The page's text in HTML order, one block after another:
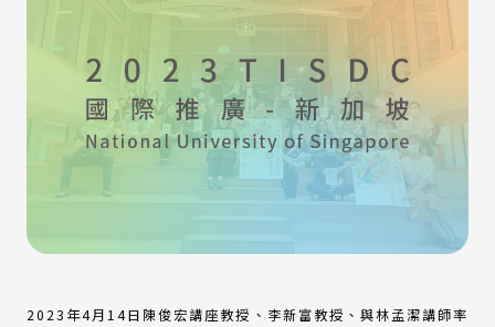
2023年4月14日陳俊宏講座教授、李新富教授、與林孟潔講師率